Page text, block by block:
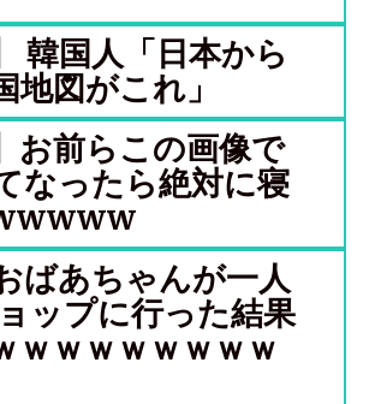
韓国人「日本から
地図がこれ」
お前らこの画像で
なったら絶対に寝
ばあちゃんが一人
ップに行った結果
ｗｗｗｗｗｗｗｗ